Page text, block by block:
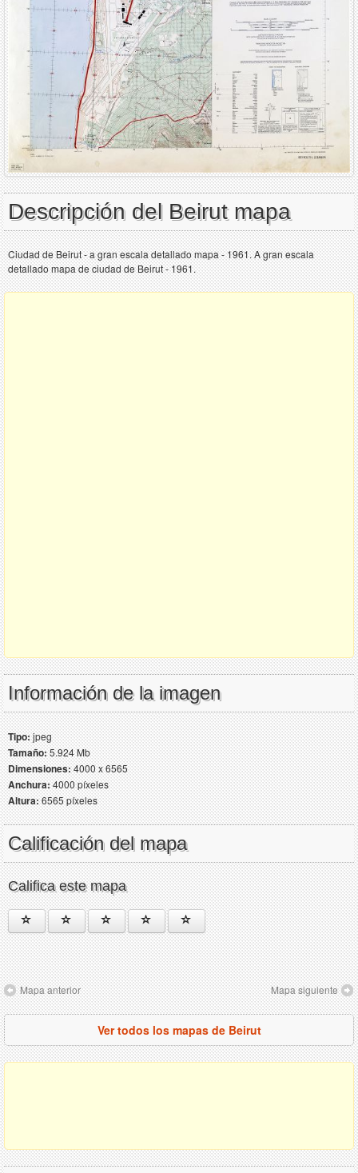
Descripción del Beirut mapa
Ciudad de Beirut - a gran escala detallado mapa - 1961. A gran escala
detallado mapa de ciudad de Beirut - 1961.
Información de la imagen
Tipo:jpeg
Tamaño:5.924 Mb
Dimensiones:4000 x 6565
Anchura:4000 píxeles
Altura:6565 píxeles
Calificación del mapa
Califica este mapa
Mapa anterior Mapa siguiente
Ver todos los mapas de Beirut